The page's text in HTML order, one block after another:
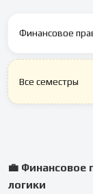
Финансовое
Все семестры
💼 Финансовое
логики